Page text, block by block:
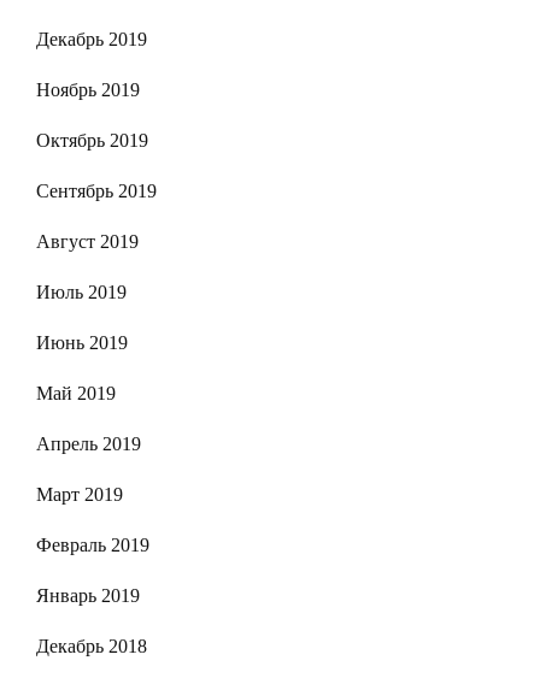
Декабрь 2019
Ноябрь 2019
Октябрь 2019
Сентябрь 2019
Август 2019
Июль 2019
Июнь 2019
Май 2019
Апрель 2019
Март 2019
Февраль 2019
Январь 2019
Декабрь 2018